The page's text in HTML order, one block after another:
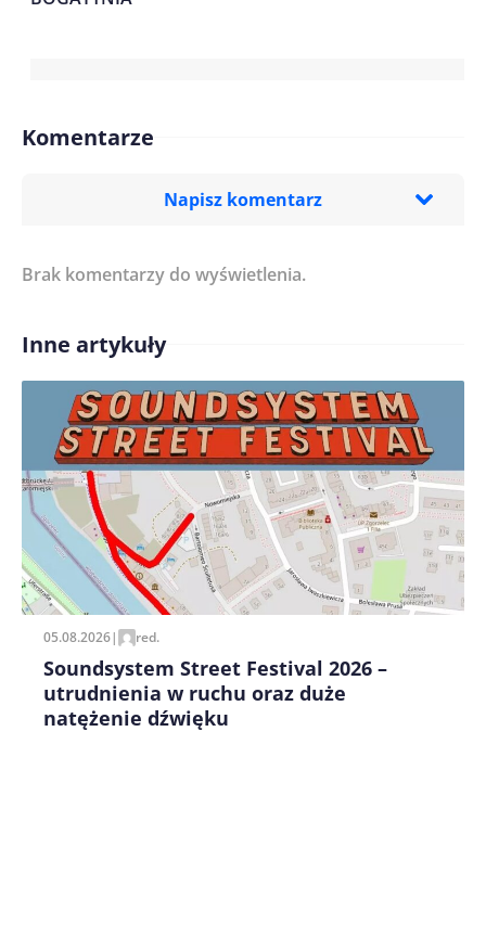
Komentarze
Napisz komentarz
Treść komentarza*
Imię/ Nick*
Zapamiętaj moje dane w tej przeglądarce podczas
pisania kolejnych komentarzy.
Brak komentarzy do wyświetlenia.
Inne artykuły
05.08.2026| red.
Soundsystem Street Festival 2026 –
utrudnienia w ruchu oraz duże
natężenie dźwięku